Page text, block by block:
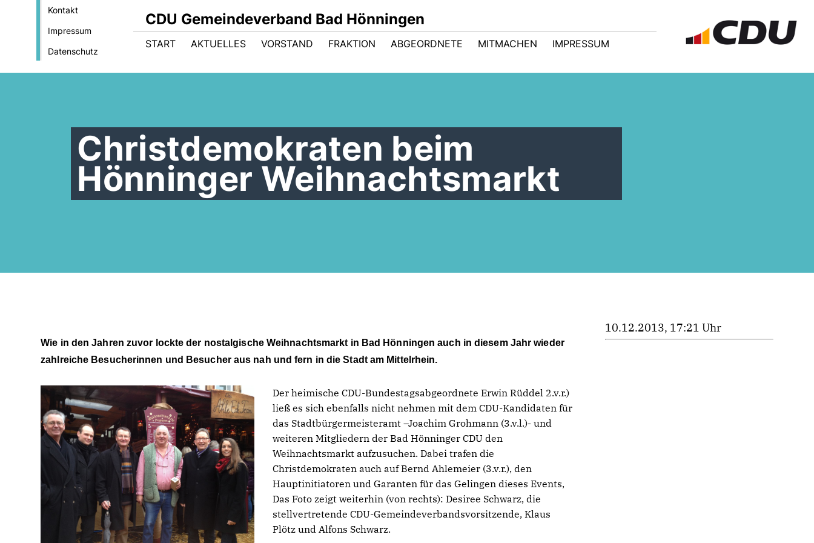
Kontakt
Impressum
Datenschutz
CDU Gemeindeverband Bad Hönningen
START AKTUELLES VORSTAND FRAKTION ABGEORDNETE MITMACHEN IMPRESSUM
Christdemokraten beim
Hönninger Weihnachtsmarkt
Wie in den Jahren zuvor lockte der nostalgische Weihnachtsmarkt in Bad Hönningen auch in diesem Jahr wieder
zahlreiche Besucherinnen und Besucher aus nah und fern in die Stadt am Mittelrhein.
Der heimische CDU-Bundestagsabgeordnete Erwin Rüddel 2.v.r.)
ließ es sich ebenfalls nicht nehmen mit dem CDU-Kandidaten für
das Stadtbürgermeisteramt –Joachim Grohmann (3.v.l.)- und
weiteren Mitgliedern der Bad Hönninger CDU den
Weihnachtsmarkt aufzusuchen. Dabei trafen die
Christdemokraten auch auf Bernd Ahlemeier (3.v.r.), den
Hauptinitiatoren und Garanten für das Gelingen dieses Events,
Das Foto zeigt weiterhin (von rechts): Desiree Schwarz, die
stellvertretende CDU-Gemeindeverbandsvorsitzende, Klaus
Plötz und Alfons Schwarz.
10.12.2013, 17:21 Uhr